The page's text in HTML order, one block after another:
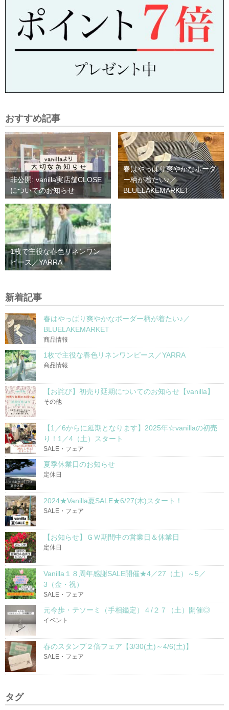
おすすめ記事
非公開: vanilla実店舗CLOSE
についてのお知らせ
春はやっぱり爽やかなボーダ
ー柄が着たい♪／
BLUELAKEMARKET
1枚で主役な春色リネンワン
ピース／YARRA
新着記事
春はやっぱり爽やかなボーダー柄が着たい♪／
BLUELAKEMARKET
商品情報
1枚で主役な春色リネンワンピース／YARRA
商品情報
【お詫び】初売り延期についてのお知らせ【vanilla】
その他
【1／6からに延期となります】2025年☆vanillaの初売
り！1／4（土）スタート
SALE・フェア
夏季休業日のお知らせ
定休日
2024★Vanilla夏SALE★6/27(木)スタート！
SALE・フェア
【お知らせ】ＧＷ期間中の営業日＆休業日
定休日
Vanilla１８周年感謝SALE開催★4／27（土）～5／
3（金・祝）
SALE・フェア
元今歩・テソーミ（手相鑑定）４/２７（土）開催◎
イベント
春のスタンプ２倍フェア【3/30(土)～4/6(土)】
SALE・フェア
タグ